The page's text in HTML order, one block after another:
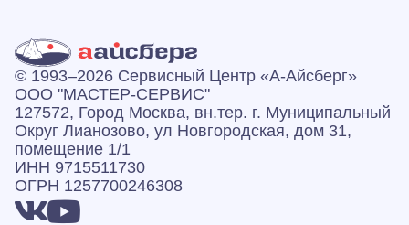
© 1993–2026 Сервисный Центр «А‑Айсберг»
ООО "МАСТЕР-СЕРВИС"
127572, Город Москва, вн.тер. г. Муниципальный
Округ Лианозово, ул Новгородская, дом 31,
помещение 1/1
ИНН 9715511730
ОГРН 1257700246308